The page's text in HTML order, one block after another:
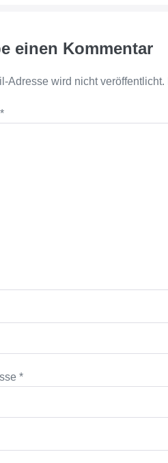
einen Kommentar
Adresse wird nicht veröffentlicht.
*
*